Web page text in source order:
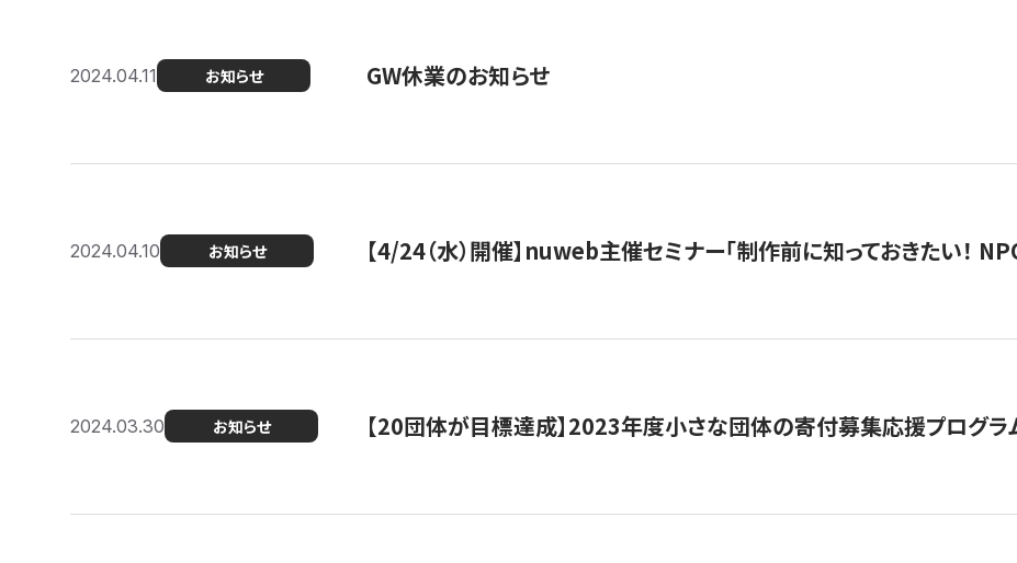
2024.04.11 お知らせ GW休業のお知らせ
2024.04.10 お知らせ 【4/24（水）開催】nuweb主催セミナー「制作前に知っておきたい！
2024.03.30 お知らせ 【20団体が目標達成】2023年度小さな団体の寄付募集応援プログラ